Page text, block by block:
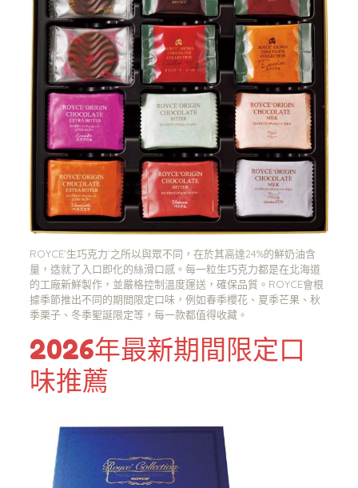
ROYCE’生巧克力’之所以與眾不同，在於其高達24%的鮮奶油含
量，造就了入口即化的絲滑口感。每一粒生巧克力都是在北海道
的工廠新鮮製作，並嚴格控制溫度運送，確保品質。ROYCE會根
據季節推出不同的期間限定口味，例如春季櫻花、夏季芒果、秋
季栗子、冬季聖誕限定等，每一款都值得收藏。
2026年最新期間限定口
味推薦